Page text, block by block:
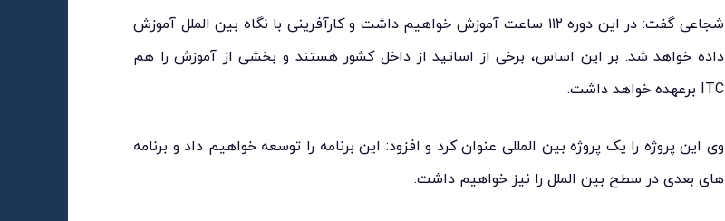
شجاعی گفت: در این دوره ۱۱۲ ساعت آموزش خواهیم داشت و کارآفرینی با نگاه بین الملل آموزش
داده خواهد شد. بر این اساس، برخی از اساتید از داخل کشور هستند و بخشی از آموزش را هم
ITC برعهده خواهد داشت.
وی این پروژه را یک پروژه بین المللی عنوان کرد و افزود: این برنامه را توسعه خواهیم داد و برنامه
های بعدی در سطح بین الملل را نیز خواهیم داشت.